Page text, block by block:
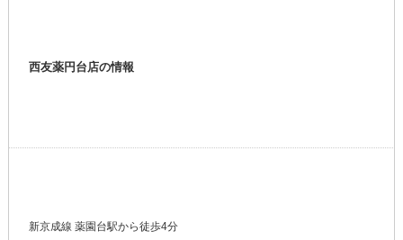
西友薬円台店の情報
新京成線 薬園台駅から徒歩4分